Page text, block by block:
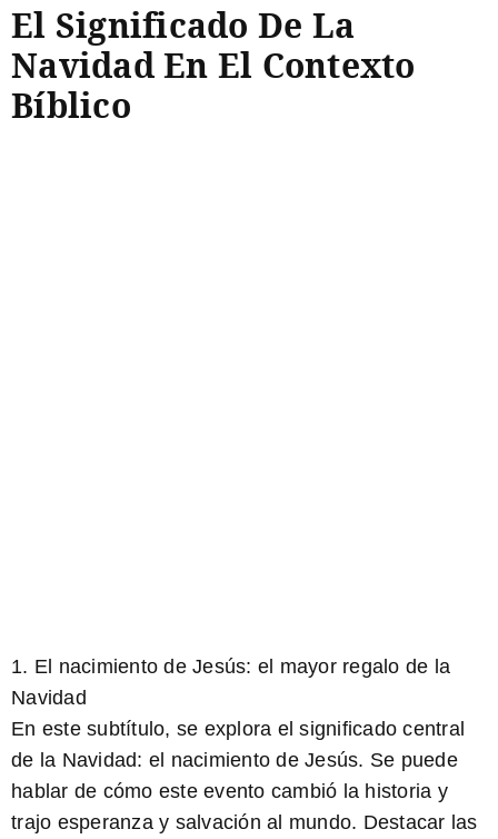
El Significado De La
Navidad En El Contexto
Bíblico
1. El nacimiento de Jesús: el mayor regalo de la
Navidad
En este subtítulo, se explora el significado central
de la Navidad: el nacimiento de Jesús. Se puede
hablar de cómo este evento cambió la historia y
trajo esperanza y salvación al mundo. Destacar las